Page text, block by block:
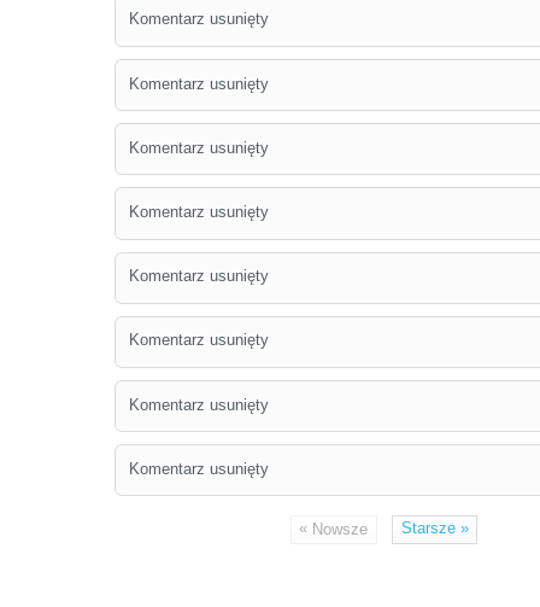
Komentarz usunięty
Komentarz usunięty
Komentarz usunięty
Komentarz usunięty
Komentarz usunięty
Komentarz usunięty
Komentarz usunięty
Komentarz usunięty
« Nowsze Starsze»